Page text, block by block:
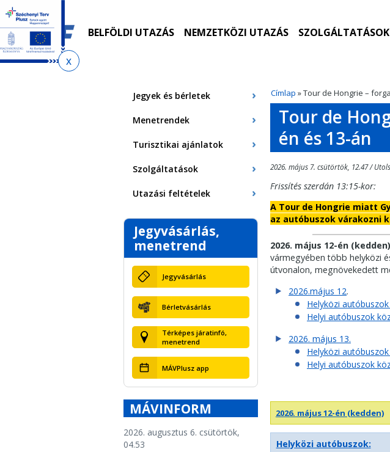
Ugrás
menetrendkeresőhöz
Ugrás
az
almenühöz
Ugrás
tartalomra
Ugrás
az
oldaltérképre
BELFÖLDI UTAZÁS NEMZETKÖZI UTAZÁS SZOLGÁLTATÁSOK
Címlap » Tour de Hongrie –
Jegyek és bérletek
Menetrendek
Turisztikai ajánlatok
Szolgáltatások
Utazási feltételek
Jegyvásárlás,
menetrend
Jegyvásárlás
Bérletvásárlás
Térképes járatinfó,
menetrend
MÁVPlusz app
MÁVINFORM
2026. augusztus 6. csütörtök,
04.53
Tour de
én és 13-án
2026. május 7. csütörtök, 12.47 /
Frissítés szerdán 13:15-kor:
A Tour de Hongrie miatt
az autóbuszok várakozni
2026. május 12-én
vármegyében több helyközi
útvonalon, megnövekedett
2026.május 12.
Helyközi
Helyi autóbuszok
2026. május 13.
​Helyközi
Helyi autóbuszok
2026. május 12-én (kedden)
Helyközi autóbuszok: